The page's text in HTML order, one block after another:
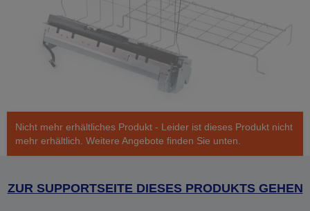
Nicht mehr erhältliches Produkt - Leider ist dieses Produkt nicht
mehr erhältlich. Weitere Angebote finden Sie unten.
ZUR SUPPORTSEITE DIESES PRODUKTS GEHEN